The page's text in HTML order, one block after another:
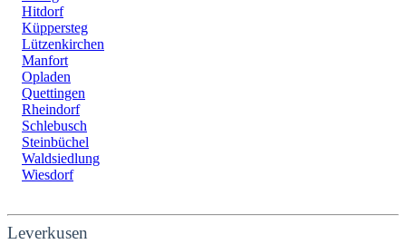
Hitdorf
Küppersteg
Lützenkirchen
Manfort
Opladen
Quettingen
Rheindorf
Schlebusch
Steinbüchel
Waldsiedlung
Wiesdorf
Leverkusen